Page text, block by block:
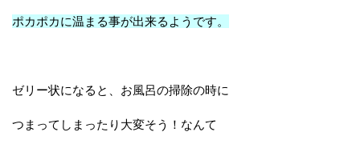
ポカポカに温まる事が出来るようです。
ゼリー状になると、お風呂の掃除の時に
つまってしまったり大変そう！なんて